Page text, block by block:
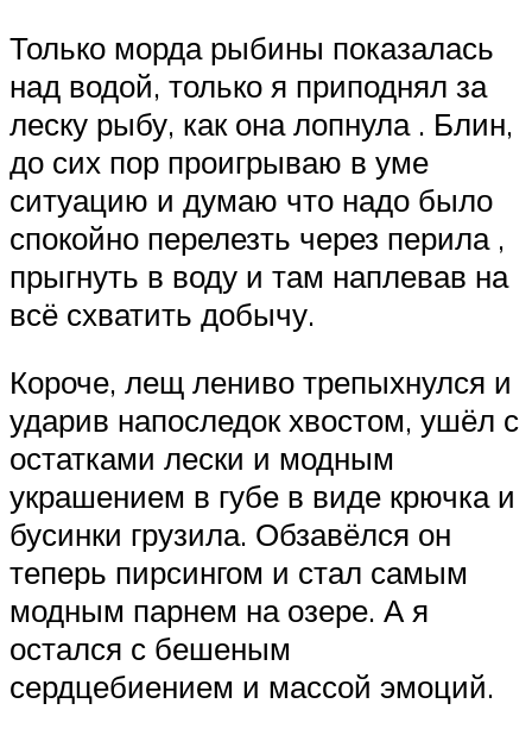
Только морда рыбины показалась
над водой, только я приподнял за
леску рыбу, как она лопнула . Блин,
до сих пор проигрываю в уме
ситуацию и думаю что надо было
спокойно перелезть через перила ,
прыгнуть в воду и там наплевав на
всё схватить добычу.
Короче, лещ лениво трепыхнулся и
ударив напоследок хвостом, ушёл с
остатками лески и модным
украшением в губе в виде крючка и
бусинки грузила. Обзавёлся он
теперь пирсингом и стал самым
модным парнем на озере. А я
остался с бешеным
сердцебиением и массой эмоций.